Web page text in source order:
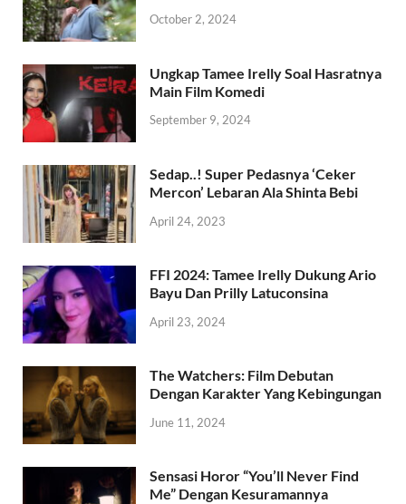
October 2, 2024
Ungkap Tamee Irelly Soal Hasratnya
Main Film Komedi
September 9, 2024
Sedap..! Super Pedasnya ‘Ceker
Mercon’ Lebaran Ala Shinta Bebi
April 24, 2023
FFI 2024: Tamee Irelly Dukung Ario
Bayu Dan Prilly Latuconsina
April 23, 2024
The Watchers: Film Debutan
Dengan Karakter Yang Kebingungan
June 11, 2024
Sensasi Horor “You’ll Never Find
Me” Dengan Kesuramannya